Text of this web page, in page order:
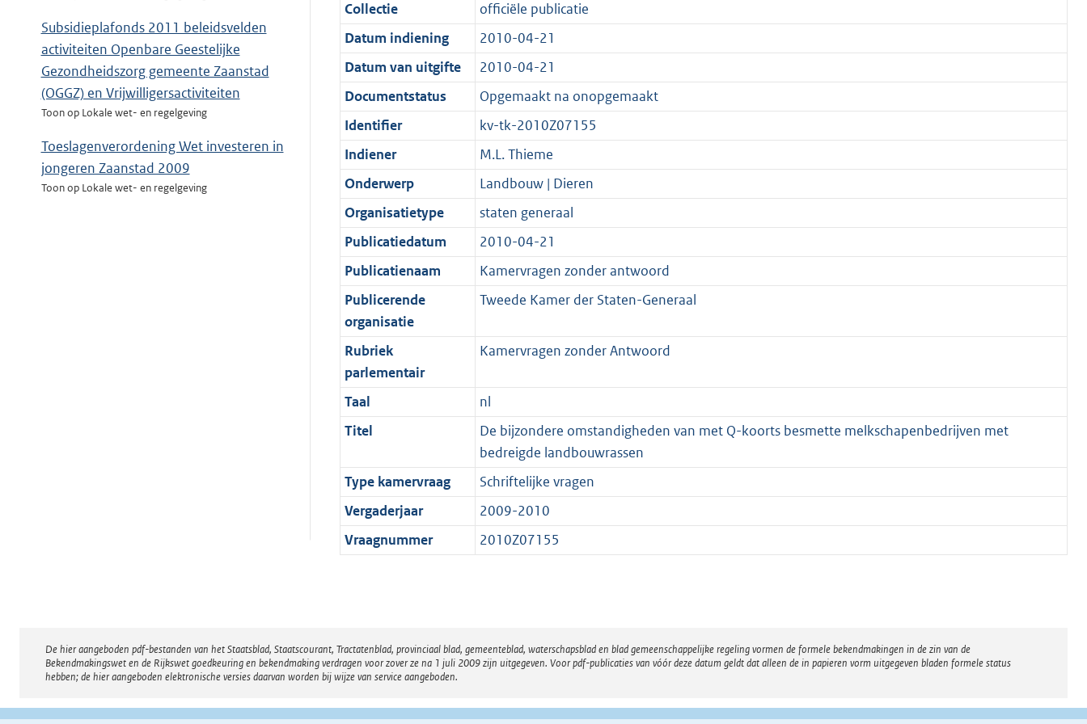
Subsidieplafonds 2011 beleidsvelden
activiteiten Openbare Geestelijke
Gezondheidszorg gemeente Zaanstad
(OGGZ) en Vrijwilligersactiviteiten
Toon op Lokale wet- en regelgeving
Toeslagenverordening Wet investeren in
jongeren Zaanstad 2009
Toon op Lokale wet- en regelgeving
i
e
i
n
f
o
r
m
a
a
t
3
8
K
b
t
i
e
i
n
f
o
r
m
a
a
t
:
9
K
b
a
t
i
e
i
n
f
o
r
m
a
a
t
e
:
3
K
b
c
a
t
i
e
i
n
f
o
r
m
a
a
t
t
e
:
1
K
b
d
s
g
r
o
o
t
t
e
2
K
b
n
d
g
r
o
o
t
t
e
2
K
b
Collectie
officiële publicatie
Datum indiening
2010-04-21
Datum van uitgifte
2010-04-21
Documentstatus
Opgemaakt na onopgemaakt
Identifier
kv-tk-2010Z07155
Indiener
M.L. Thieme
Onderwerp
Landbouw | Dieren
Organisatietype
staten generaal
Publicatiedatum
2010-04-21
Publicatienaam
Kamervragen zonder antwoord
Publicerende
organisatie
Tweede Kamer der Staten-Generaal
Rubriek
parlementair
Kamervragen zonder Antwoord
Taal
nl
Titel
De bijzondere omstandigheden van met Q-koorts besmette melkschapenbedrijven met
bedreigde landbouwrassen
Type kamervraag
Schriftelijke vragen
Vergaderjaar
2009-2010
Vraagnummer
2010Z07155
Disclaimer
De hier aangeboden pdf-bestanden van het Staatsblad, Staatscourant, Tractatenblad, provinciaal blad, gemeenteblad, waterschapsblad en blad gemeenschappelijke regeling vormen de formele bekendmakingen in de zin van de
Bekendmakingswet en de Rijkswet goedkeuring en bekendmaking verdragen voor zover ze na 1 juli 2009 zijn uitgegeven. Voor pdf-publicaties van vóór deze datum geldt dat alleen de in papieren vorm uitgegeven bladen formele status
hebben; de hier aangeboden elektronische versies daarvan worden bij wijze van service aangeboden.